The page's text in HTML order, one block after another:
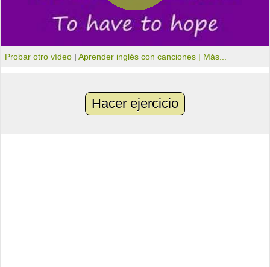
Probar otro vídeo |Aprender inglés con canciones | Más...
Hacer ejercicio